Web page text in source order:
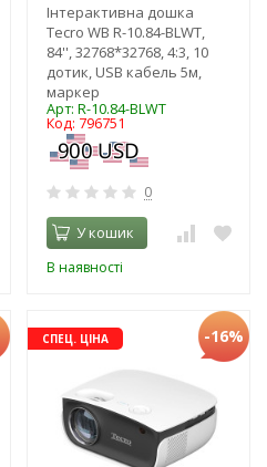
Інтерактивна дошка
Tecro WB R-10.84-BLWT,
84'', 32768*32768, 4:3, 10
дотик, USB кабель 5м,
маркер
Арт: R-10.84-BLWT
Код: 796751
0
У кошик
В наявності
СПЕЦ. ЦІНА -16%